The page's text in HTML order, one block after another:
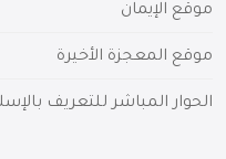
موقع الإيمان
موقع المعجزة الأخيرة
الحوار المباشر للتعريف